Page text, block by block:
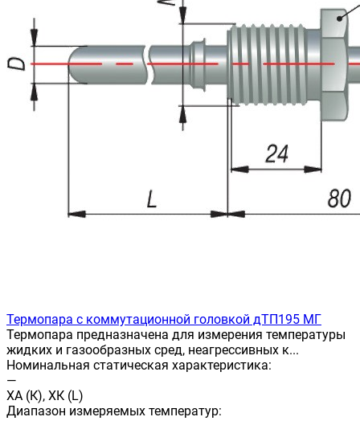
Термопара с коммутационной головкой дТП195 МГ
Термопара предназначена для измерения температуры
жидких и газообразных сред, неагрессивных к...
Номинальная статическая характеристика:
—
ХА (К), ХК (L)
Диапазон измеряемых температур: